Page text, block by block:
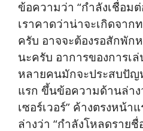
ข้อความว่า “กำลังเชื่อม
เราคาดว่าน่าจะเกิดจาก
ครับ อาจจะต้องรอสักพัก
นะครับ อาการของการเ
หลายคนมักจะประสบปัญ
แรก ขึ้นข้อความด้านล่าง
เซอร์เวอร์” ค้างตรงหน้
ล่างว่า “กำลังโหลดราย